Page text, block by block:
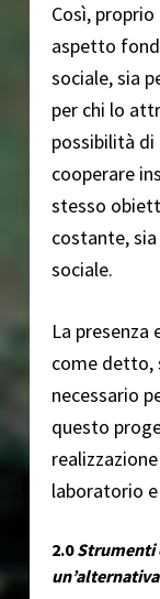
Così,
aspetto
sociale, sia
per chi lo
possibilità
cooperare
stesso
costante,
sociale.
La
come detto,
necessario
questo
laboratorio
2.0Strumenti
un’alternativa